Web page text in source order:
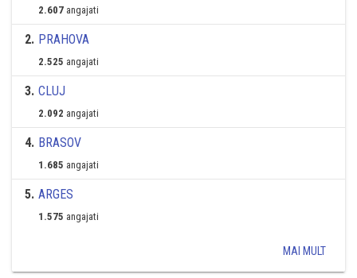
2.607 angajati
2. PRAHOVA
2.525 angajati
3. CLUJ
2.092 angajati
4. BRASOV
1.685 angajati
5. ARGES
1.575 angajati
MAI MULT